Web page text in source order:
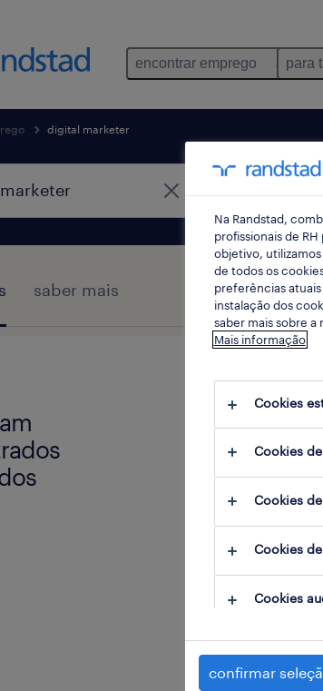
encontrar emprego para
digital marketer
saber mais
Experimente
mais
altere a
escrito
considere
já
Na Randstad,
profissionais de
objetivo,
de todos os
preferências
instalação dos
saber mais sobre a
Mais informação
Cookies
Cookies
Cookies
Cookies
Cookies
confirmar